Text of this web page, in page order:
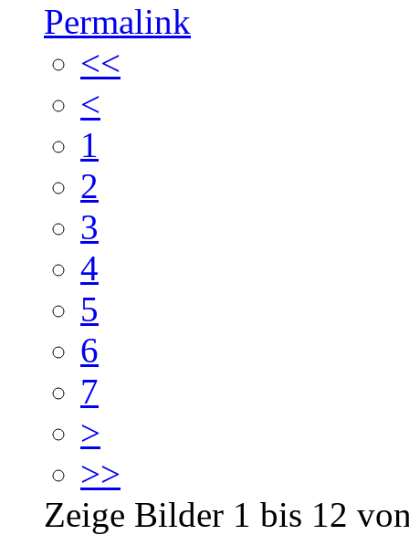
Permalink
<<
<
1
2
3
4
5
6
7
>
>>
Zeige Bilder 1 bis 12